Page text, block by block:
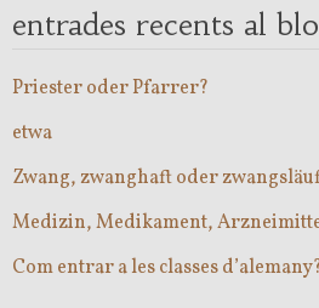
entrades recents al
Priester oder Pfarrer?
etwa
Zwang, zwanghaft oder
Medizin, Medikament,
Com entrar a les classes